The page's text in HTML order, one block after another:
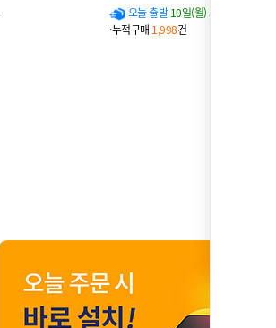
오늘 출발 10일(월) 도착 확률
·누적구매 1,998건